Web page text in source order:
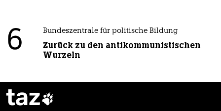
6 Bundeszentrale für politische Bildung
Zurück zu den antikommunistischen
Wurzeln
taz